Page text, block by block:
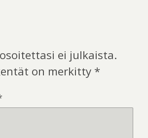
ei julkaista.
on merkitty *